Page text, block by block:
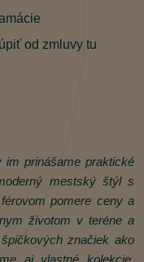
od zmluvy tu
prinášame praktické
mestský štýl s
pomere ceny a
životom v teréne a
značiek ako